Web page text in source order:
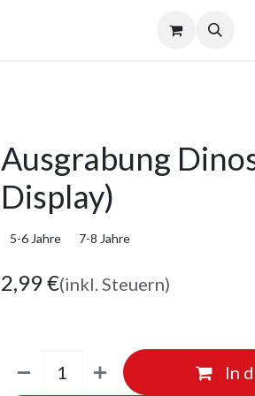
Ausgrabung
Display)
5-6 Jahre 7-8 Jahre
2,99€(inkl. Steuern)
In